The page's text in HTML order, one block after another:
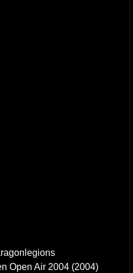
Open Air 2004 (2004)